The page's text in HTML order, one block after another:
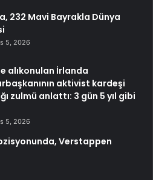
232 Mavi Bayrakla Dünya
5, 2026
alıkonulan İrlanda
aktivist kardeşi
zulmü anlattı: 3 gün 5 yıl gibi
5, 2026
Verstappen